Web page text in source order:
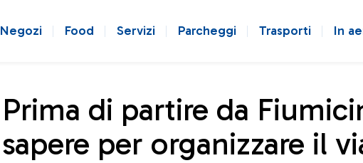
Negozi Food Servizi Parcheggi Trasporti In
Prima di partire da
sapere per organizzare il